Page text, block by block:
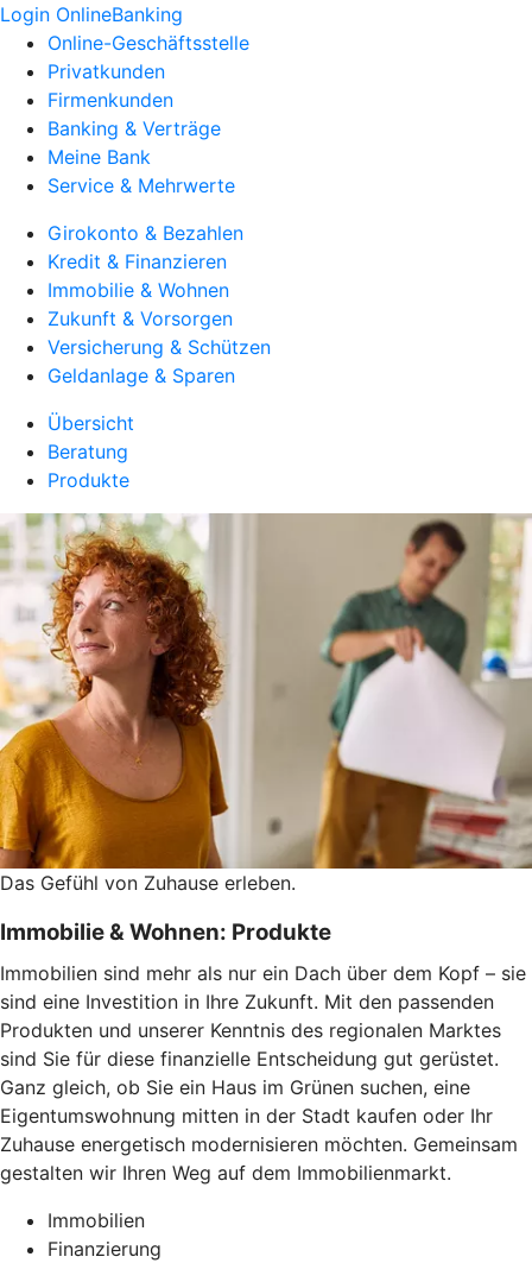
Login OnlineBanking
Online-Geschäftsstelle
Privatkunden
Firmenkunden
Banking & Verträge
Meine Bank
Service & Mehrwerte
Girokonto & Bezahlen
Kredit & Finanzieren
Immobilie & Wohnen
Zukunft & Vorsorgen
Versicherung & Schützen
Geldanlage & Sparen
Übersicht
Beratung
Produkte
Das Gefühl von Zuhause erleben.
Immobilie & Wohnen: Produkte
Immobilien sind mehr als nur ein Dach über dem Kopf – sie
sind eine Investition in Ihre Zukunft. Mit den passenden
Produkten und unserer Kenntnis des regionalen Marktes
sind Sie für diese finanzielle Entscheidung gut gerüstet.
Ganz gleich, ob Sie ein Haus im Grünen suchen, eine
Eigentumswohnung mitten in der Stadt kaufen oder Ihr
Zuhause energetisch modernisieren möchten. Gemeinsam
gestalten wir Ihren Weg auf dem Immobilienmarkt.
Immobilien
Finanzierung